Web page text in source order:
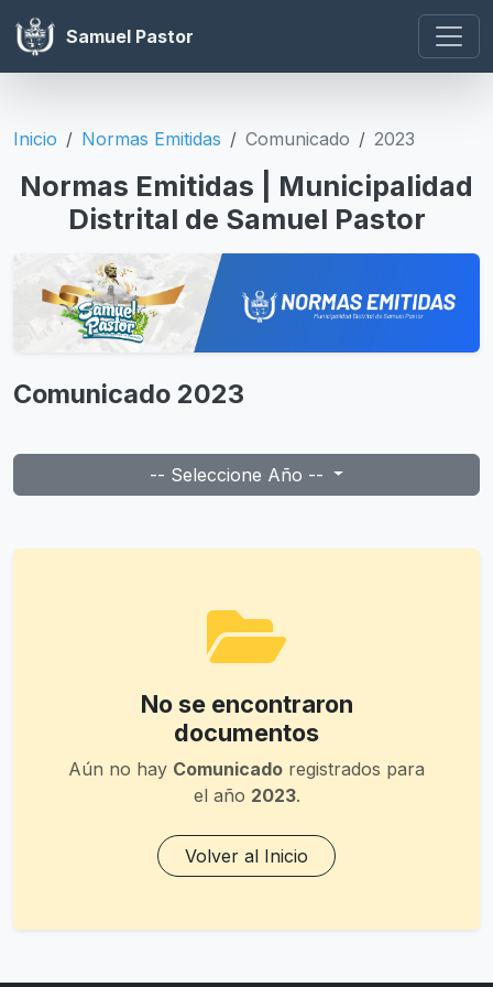
Samuel Pastor
Inicio Normas Emitidas Comunicado 2023
Normas Emitidas | Municipalidad
Distrital de Samuel Pastor
Comunicado 2023
-- Seleccione Año --
No se encontraron
documentos
Aún no hay Comunicado registrados para
el año 2023.
Volver al Inicio